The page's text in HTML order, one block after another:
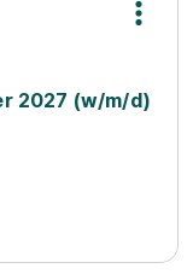
2027 (w/m/d)